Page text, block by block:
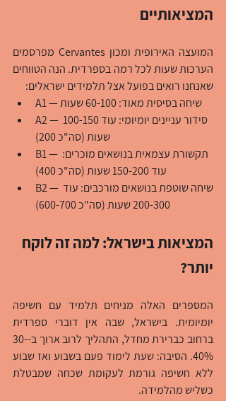
המציאותיים
שאנחנו רואים בפועל אצל תלמידים ישראלים:
A1 — שיחה בסיסית מאוד: 60-100 שעות
A2 — סידור עניינים יומיומי: עוד 100-150
שעות (סה"כ 200)
B1 — תקשורת עצמאית בנושאים מוכרים:
עוד 150-200 שעות (סה"כ 400)
B2 — שיחה שוטפת בנושאים מורכבים: עוד
200-300 שעות (סה"כ 600-700)
המציאות בישראל: למה זה לוקח
יותר?
ברחוב כברירת מחדל, התהליך לרוב ארוך ב-30-
כשליש מהלמידה.